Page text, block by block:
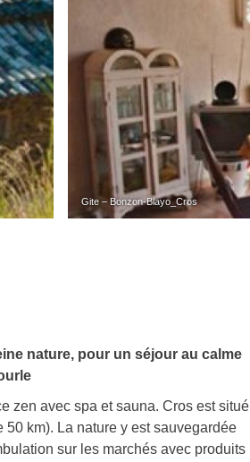
Gite – Bonzon-Blayo_Cros
nature, pour un séjour au calme
zen avec spa et sauna. Cros est situé
km). La nature y est sauvegardée
sur les marchés avec produits